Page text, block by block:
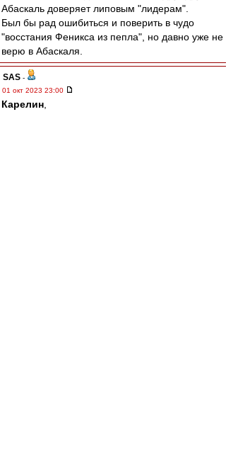
Абаскаль доверяет липовым "лидерам".
Был бы рад ошибиться и поверить в чудо
"восстания Феникса из пепла", но давно уже не
верю в Абаскаля.
SAS -
01 окт 2023 23:00
Карелин